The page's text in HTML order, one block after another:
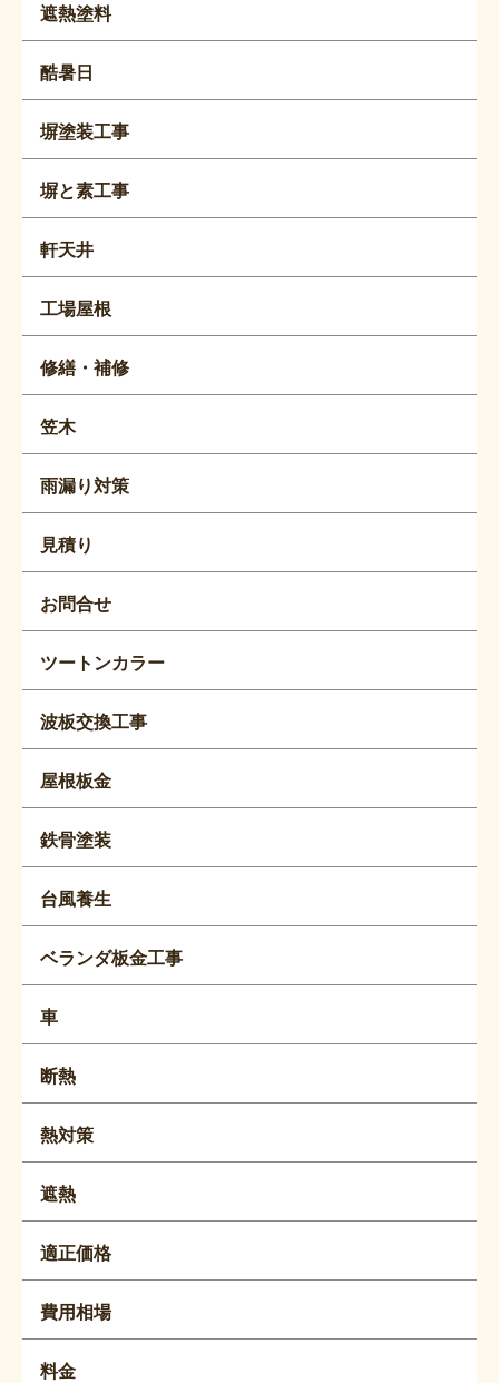
遮熱塗料
酷暑日
塀塗装工事
塀と素工事
軒天井
工場屋根
修繕・補修
笠木
雨漏り対策
見積り
お問合せ
ツートンカラー
波板交換工事
屋根板金
鉄骨塗装
台風養生
ベランダ板金工事
車
断熱
熱対策
遮熱
適正価格
費用相場
料金